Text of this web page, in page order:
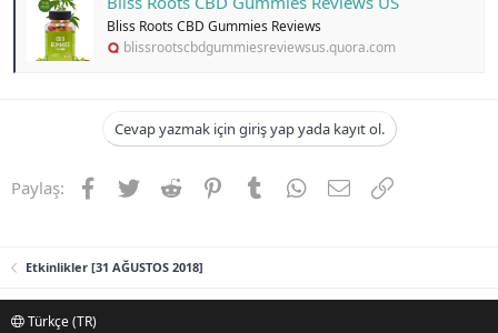
r
i
h
Bliss Roots CBD Gummies Reviews
blissrootscbdgummiesreviewsus.quora.com
Cevap yazmak için giriş yap yada kayıt ol.
Paylaş: Facebook
TwitterReddit PinterestTumblrWhatsApp
E-postaLink
Etkinlikler [31 AĞUSTOS 2018]
Türkçe (TR)